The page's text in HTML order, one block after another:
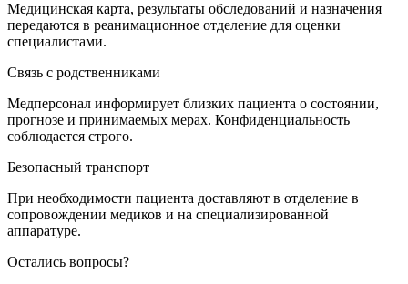
Медицинская карта, результаты обследований и назначения
передаются в реанимационное отделение для оценки
специалистами.
Связь с родственниками
Медперсонал информирует близких пациента о состоянии,
прогнозе и принимаемых мерах. Конфиденциальность
соблюдается строго.
Безопасный транспорт
При необходимости пациента доставляют в отделение в
сопровождении медиков и на специализированной
аппаратуре.
Остались вопросы?